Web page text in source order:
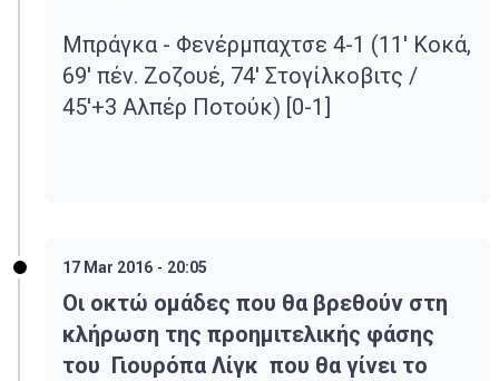
Μπράγκα - Φενέρμπαχτσε 4-1 (11' Κοκά,
69' πέν. Ζοζουέ, 74' Στογίλκοβιτς /
45'+3 Αλπέρ Ποτούκ) [0-1]
17 Mar 2016 - 20:05
Οι οκτώ ομάδες που θα βρεθούν στη
κλήρωση της προημιτελικής φάσης
του Γιουρόπα Λίγκ που θα γίνει το